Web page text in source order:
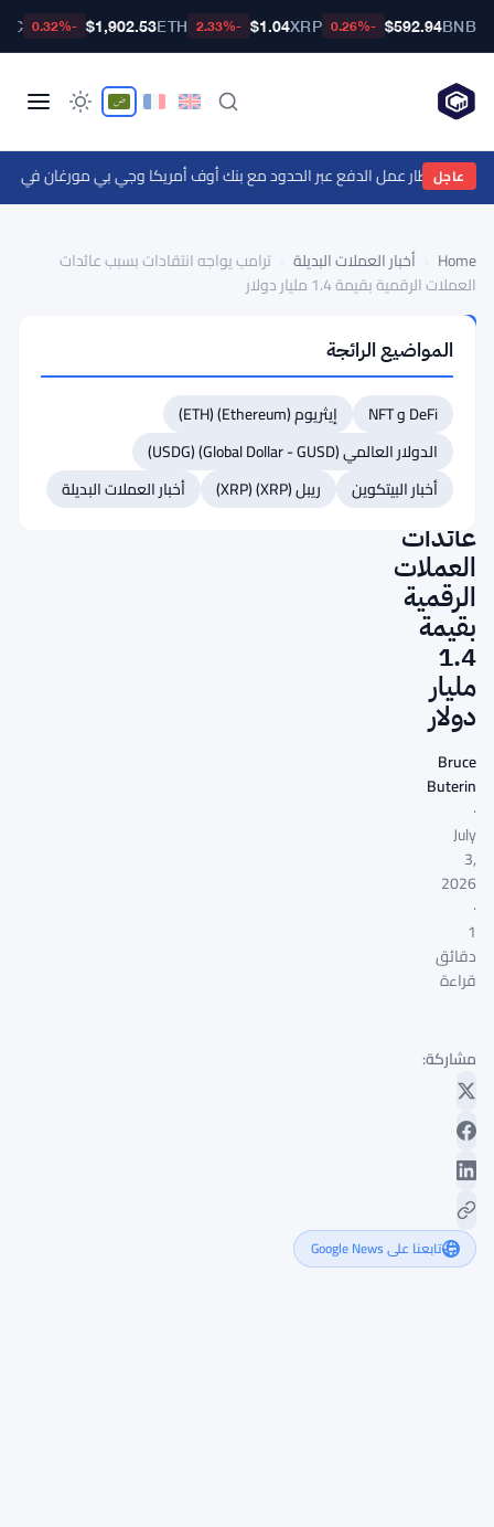
BNB
$592.94
-0.26%
XRP
$1.04
-2.33%
ETH
$1,902.53
-0.32%
عاجل
لإطار عمل الدفع عبر الحدود مع بنك أوف أمريكا وجي بي مورغان في 25 دولة
Home أخبار العملات البديلة
ترامب يواجه انتقادات بسبب عائدات
العملات الرقمية بقيمة 1.4 مليار دولار
العملات
البديلة
ترامب
يواجه
انتقادات
بسبب
عائدات
العملات
الرقمية
بقيمة
1.4
مليار
دولار
Bruce
Buterin
·
July
3,
2026
·
1
دقائق
قراءة
مشاركة:
تابعنا على Google News
المواضيع الرائجة
DeFi و NFT
إيثريوم (Ethereum) (ETH)
الدولار العالمي (Global Dollar - GUSD) (USDG)
أخبار البيتكوين
ريبل (XRP) (XRP) أخبار العملات البديلة